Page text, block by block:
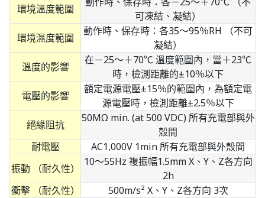
環境溫度範圍
可凍結、凝結）
環境濕度範圍
動作時、保存時：各35～95％RH （不可
凝結）
溫度的影響
在－25～＋70℃ 溫度範圍內，當＋23℃
時，檢測距離的±10％以下
電壓的影響
額定電源電壓±15％的範圍內，為額定電
源電壓時，檢測距離±2.5％以下
絕緣阻抗
50MΩ min. (at 500 VDC) 所有充電部與外
殼間
耐電壓
AC1,000V 1min 所有充電部與外殼間
振動 （耐久性）
10～55Hz 複振幅1.5mm X、Y、Z各方向
2h
衝擊 （耐久性）
500m/s² X、Y、Z各方向 3次